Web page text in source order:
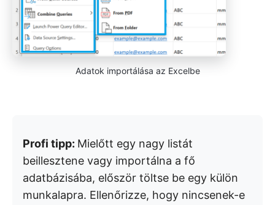
Adatok importálása az Excelbe
Profi tipp: Mielőtt egy nagy listát
beillesztene vagy importálna a fő
adatbázisába, először töltse be egy külön
munkalapra. Ellenőrizze, hogy nincsenek-e